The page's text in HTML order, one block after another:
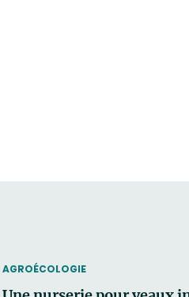
THEMATIC
AGROÉCOLOGIE